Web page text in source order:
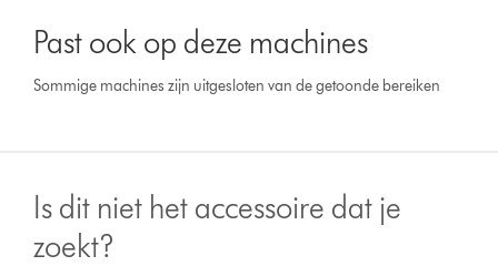
Past ook op deze machines
Sommige machines zijn uitgesloten van de getoonde bereiken
Is dit niet het accessoire dat je
zoekt?